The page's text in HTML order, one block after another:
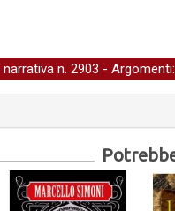
narrativa n. 2903 -